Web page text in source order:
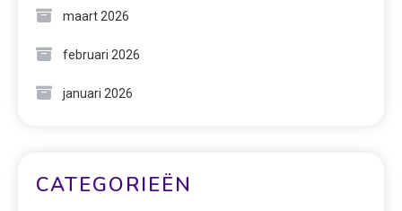
maart 2026
februari 2026
januari 2026
CATEGORIEËN